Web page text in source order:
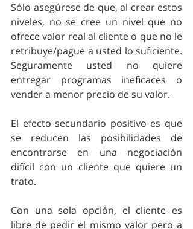
Sólo asegúrese de que, al crear estos
niveles, no se cree un nivel que no
ofrece valor real al cliente o que no le
retribuye/pague a usted lo suficiente.
Seguramente usted no quiere
entregar programas ineficaces o
vender a menor precio de su valor.
El efecto secundario positivo es que
se reducen las posibilidades de
encontrarse en una negociación
difícil con un cliente que quiere un
trato.
Con una sola opción, el cliente es
libre de pedir el mismo valor pero a